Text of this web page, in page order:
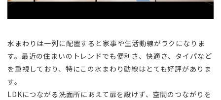
水まわりは一列に配置すると家事や生活動線がラクになりま
す。最近の住まいのトレンドでも便利さ、快適さ、タイパなど
を重視しており、特にこの水まわり動線はとても好評がありま
す。
LDKにつながる洗面所にあえて扉を設けず、空間のつながりを